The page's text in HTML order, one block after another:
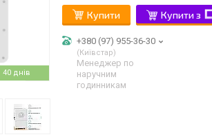
40 днів
Купити Купити з
+380 (97) 955-36-30
Київстар
Менеджер по
наручним
годинникам